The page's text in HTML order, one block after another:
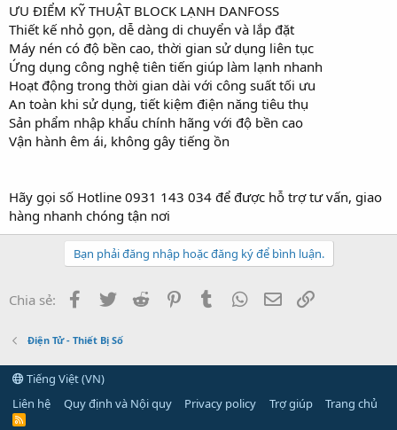
ƯU ĐIỂM KỸ THUẬT BLOCK LẠNH DANFOSS
Thiết kế nhỏ gọn, dễ dàng di chuyển và lắp đặt
Máy nén có độ bền cao, thời gian sử dụng liên tục
Ứng dụng công nghệ tiên tiến giúp làm lạnh nhanh
Hoạt động trong thời gian dài với công suất tối ưu
An toàn khi sử dụng, tiết kiệm điện năng tiêu thụ
Sản phẩm nhập khẩu chính hãng với độ bền cao
Vận hành êm ái, không gây tiếng ồn
Hãy gọi số Hotline 0931 143 034 để được hỗ trợ tư vấn, giao
hàng nhanh chóng tận nơi
Bạn phải đăng nhập hoặc đăng ký để bình luận.
Chia sẻ: Facebook
Twitter Reddit PinterestTumblr WhatsApp
Email
Điện Tử - Thiết Bị Số
Tiếng Việt (VN)
Liên hệ
Quy định và Nội quy Privacy policy Trợ giúp Trang chủ
R